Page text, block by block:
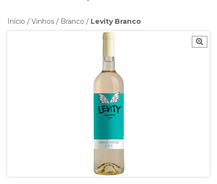
Início / Vinhos / Branco / Levity Branco